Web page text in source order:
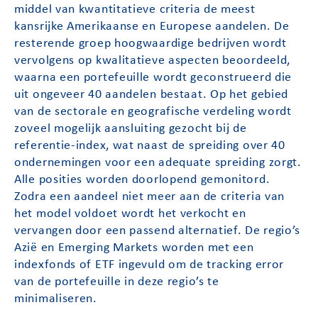
middel van kwantitatieve criteria de meest
kansrijke Amerikaanse en Europese aandelen. De
resterende groep hoogwaardige bedrijven wordt
vervolgens op kwalitatieve aspecten beoordeeld,
waarna een portefeuille wordt geconstrueerd die
uit ongeveer 40 aandelen bestaat. Op het gebied
van de sectorale en geografische verdeling wordt
zoveel mogelijk aansluiting gezocht bij de
referentie-index, wat naast de spreiding over 40
ondernemingen voor een adequate spreiding zorgt.
Alle posities worden doorlopend gemonitord.
Zodra een aandeel niet meer aan de criteria van
het model voldoet wordt het verkocht en
vervangen door een passend alternatief. De regio’s
Azië en Emerging Markets worden met een
indexfonds of ETF ingevuld om de tracking error
van de portefeuille in deze regio’s te
minimaliseren.